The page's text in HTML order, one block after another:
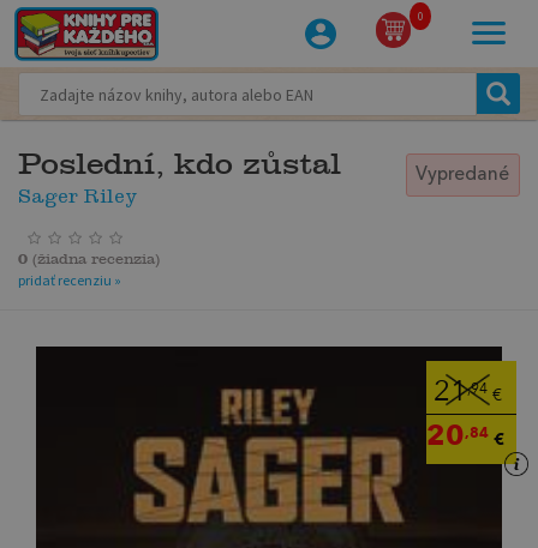
0
Poslední, kdo zůstal
Sager Riley
Vypredané
0 (žiadna recenzia)
pridať recenziu »
21,94 €
20,84 €